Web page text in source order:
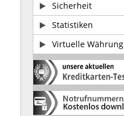
Sicherheit
Statistiken
Virtuelle Währung